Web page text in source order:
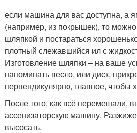
если машина для вас доступна, а
(например, из покрышек), то
шляпкой и постараться
плотный слежавшийся ил с
Изготовление шляпки – на ваше
напоминать весло, или диск,
перпендикулярно, главное, чтобы
После того, как всё перемешали,
ассенизаторскую машину.
высосать.